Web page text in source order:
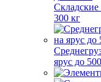
300 кг
ярус до